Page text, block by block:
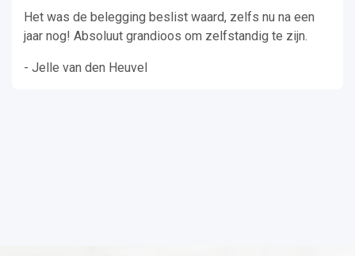
Het was de belegging beslist waard, zelfs nu na een
jaar nog! Absoluut grandioos om zelfstandig te zijn.
- Jelle van den Heuvel